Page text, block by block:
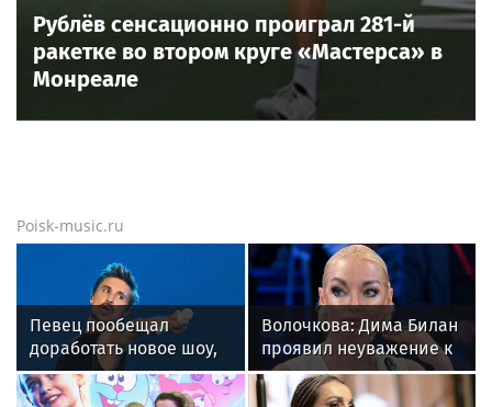
Рублёв сенсационно проиграл 281-й
ракетке во втором круге «Мастерса» в
Монреале
Poisk-music.ru
Певец пообещал
доработать новое шоу,
подвергнутое критике
Волочкова: Дима Билан
проявил неуважение к
зрителям на своем
концерте в Москве